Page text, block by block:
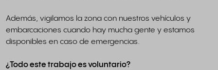
Además, vigilamos la zona con nuestros vehículos y
embarcaciones cuando hay mucha gente y estamos
disponibles en caso de emergencias.
¿Todo este trabajo es voluntario?